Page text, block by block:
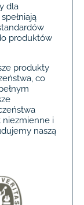
dla
produktów
produkty
co
i
naszą